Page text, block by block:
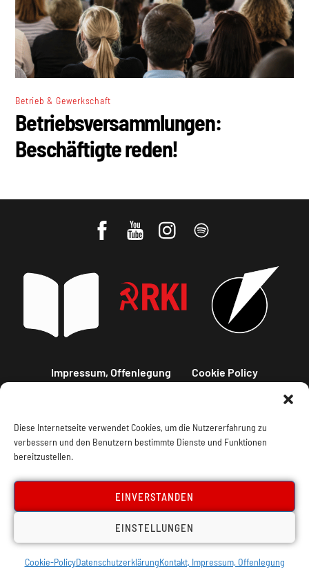
Diese Internetseite verwendet Cookies, um die Nutzererfahrung zu
verbessern und den Benutzern bestimmte Dienste und Funktionen
bereitzustellen.
EINVERSTANDEN
EINSTELLUNGEN
Cookie-PolicyDatenschutzerklärungKontakt, Impressum, Offenlegung
Betrieb & Gewerkschaft
Betriebsversammlungen:
Beschäftigte reden!
Impressum, Offenlegung Cookie Policy